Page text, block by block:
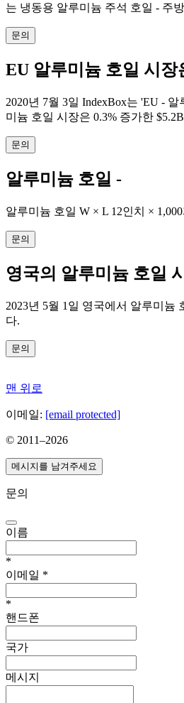
는 냉동용 알루미늄 주석 호일 - 주
문의
EU 알루미늄 호일 시장
2020년 7월 3일 IndexBox는 'EU -
미늄 호일 시장은 0.3% 증가한
문의
알루미늄 호일 -
알루미늄 호일 W × L 12인치 ×
문의
영국의 알루미늄 호일
2023년 5월 1일 영국에서 알루미늄
다.
문의
맨 위로
이메일: [email protected]
© 2011–2026
메시지를 남겨주세요
문의
이름
*
이메일 *
*
핸드폰
국가
메시지